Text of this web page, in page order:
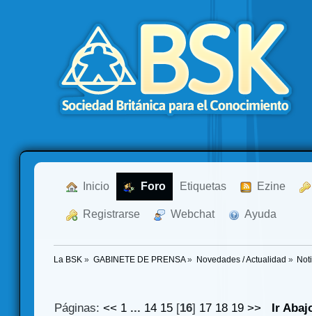
Inicio Foro Etiquetas Ezine
Registrarse Webchat Ayuda
La BSK » GABINETE DE PRENSA» Novedades / Actualidad »
Páginas:<< 1 ... 14 15 [16] 17 18 19 >> Ir